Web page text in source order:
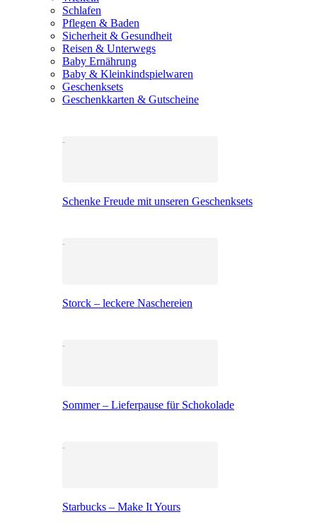
Schlafen
Pflegen & Baden
Sicherheit & Gesundheit
Reisen & Unterwegs
Baby Ernährung
Baby & Kleinkindspielwaren
Geschenksets
Geschenkkarten & Gutscheine
Schenke Freude mit unseren Geschenksets
Storck – leckere Naschereien
Sommer – Lieferpause für Schokolade
Starbucks – Make It Yours